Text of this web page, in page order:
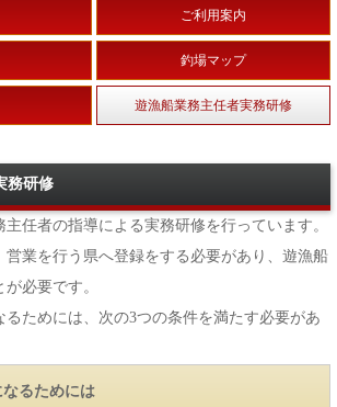
ご利用案内
釣場マップ
遊漁船業務主任者実務研修
務研修
任者の指導による実務研修を行っています。
営業を行う県へ登録をする必要があり、遊漁船
必要です。
ためには、次の3つの条件を満たす必要があ
るためには